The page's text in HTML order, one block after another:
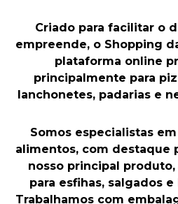
Criado para facilitar o
empreende, o Shopping
plataforma online
principalmente para
lanchonetes, padarias e
Somos especialistas
alimentos, com destaque
nosso principal
para esfihas, salgados
Trabalhamos com